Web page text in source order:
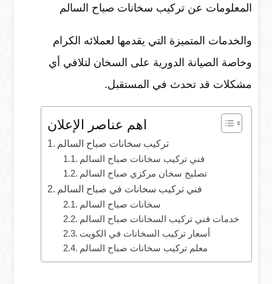
المعلومات عن تركيب سخانات صباح السالم
والخدمات المتميزة التي يقدمها لعملائه الكرام
وخاصة الصيانة الدورية على السخان لتلافي أي
مشكلات قد تحدث في المستقبل.
اهم عناصر الإعلان
تركيب سخانات صباح السالم
فني تركيب سخانات صباح السالم
تصليح سخان مركزي صباح السالم
فني تركيب سخانات في صباح السالم
سخانات صباح السالم
خدمات فني تركيب السخانات صباح السالم
أسعار تركيب السخانات في الكويت
معلم تركيب سخانات صباح السالم